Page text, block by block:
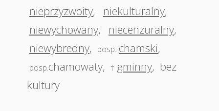
nieprzyzwoity, niekulturalny,
niewychowany, niecenzuralny,
niewybredny, posp. chamski,
posp.chamowaty, † gminny, bez
kultury